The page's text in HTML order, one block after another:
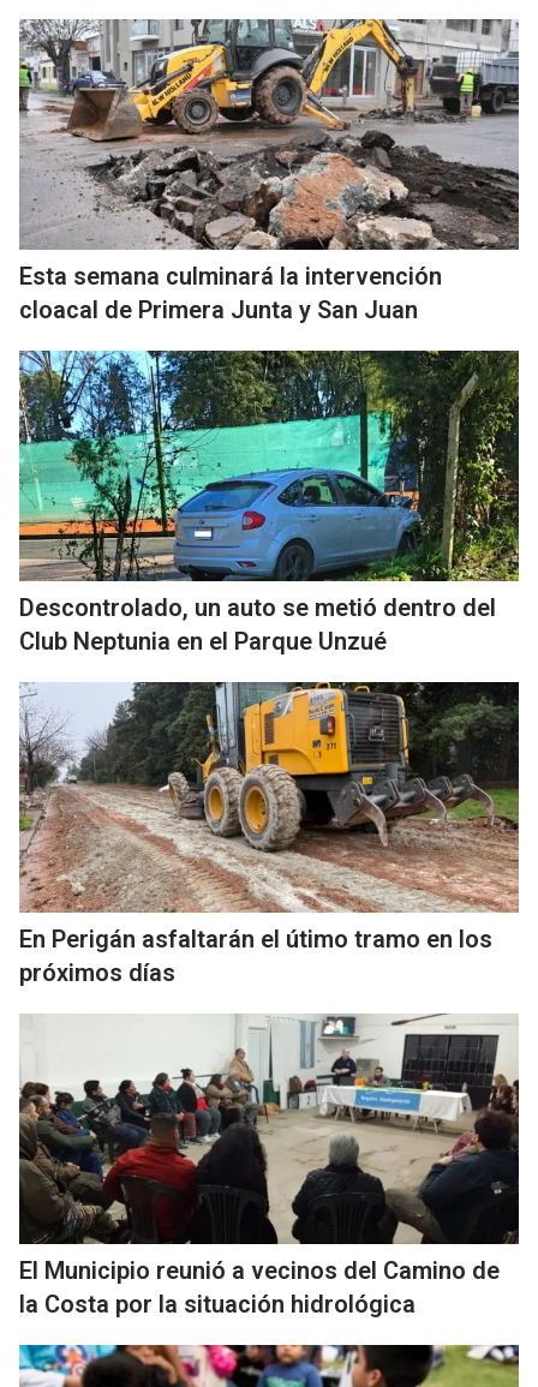
Esta semana culminará la intervención
cloacal de Primera Junta y San Juan
Descontrolado, un auto se metió dentro del
Club Neptunia en el Parque Unzué
En Perigán asfaltarán el útimo tramo en los
próximos días
El Municipio reunió a vecinos del Camino de
la Costa por la situación hidrológica